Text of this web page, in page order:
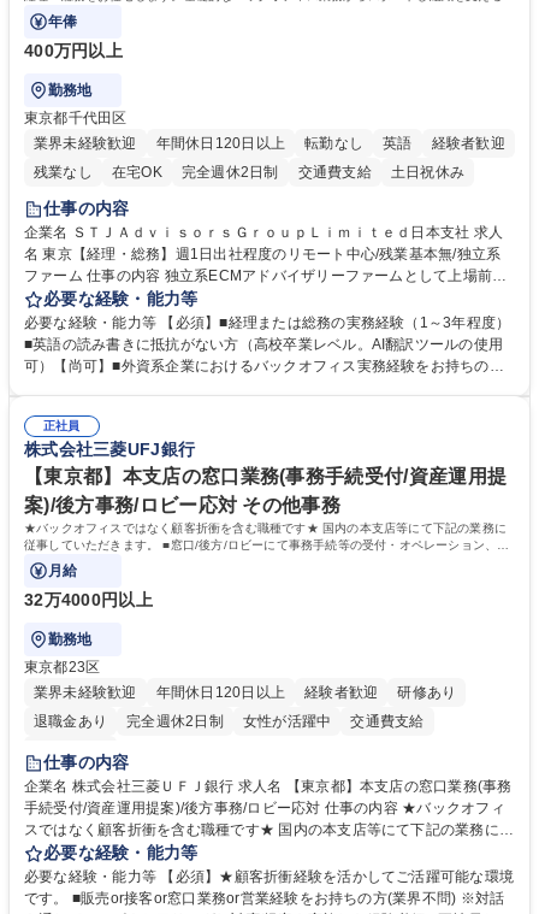
任担当として広く活躍できる環境です。
年俸
400万円以上
勤務地
東京都千代田区
業界未経験歓迎
年間休日120日以上 転勤なし 英語
経験者歓迎
残業なし
在宅OK 完全週休2日制 交通費支給 土日祝休み
仕事の内容
企業名 ＳＴＪＡｄｖｉｓｏｒｓＧｒｏｕｐＬｉｍｉｔｅｄ日本支社 求人
名 東京【経理・総務】週1日出社程度のリモート中心/残業基本無/独立系
ファーム 仕事の内容 独立系ECMアドバイザリーファームとして上場前後
の資本市場戦略を設計する当社にて経理・総務をお任せします。基礎的な
バックオフィス業務からスタートし組織を支える専任担当として広く活躍
できる環境です。 ■日常経理、月次および年次決算サポート業務 ■本国
（グローバル）との英文メール対応（AI翻訳ツール等を使用しての対応で
業務をお任せします。残業も基本的には発生せず、ご自身のペースで業務
を進めやすく定着率の高い環境です。 募集職種 東京【経理・総務】週1日
出社程度のリモート中心/残業基本無/独立系ファーム
必要な経験・能力等
必要な経験・能力等 【必須】■経理または総務の実務経験（1～3年程度）
■英語の読み書きに抵抗がない方（高校卒業レベル。AI翻訳ツールの使用
可）【尚可】■外資系企業におけるバックオフィス実務経験をお持ちの方
【働き方について】現在は週4日程度の在宅勤務を実施しており、ワーク
ライフバランスを重視する方に最適な環境です（フルリモートも面接で相
談可）。【求める人物像】幅広いバックオフィス業務に柔軟に対応でき、
社内外と円滑にコミュニケーションを取りながら業務を推進できる方 学
歴・資格 学歴：大学院 大学 高専 短大 専修学校 高校 語学力： 資格：
正社員
株式会社三菱UFJ銀行
【東京都】本支店の窓口業務(事務手続受付/資産運用提
案)/後方事務/ロビー応対 その他事務
★バックオフィスではなく顧客折衝を含む職種です★ 国内の本支店等にて下記の業務に
従事していただきます。 ■窓口/後方/ロビーにて事務手続等の受付・オペレーション、お
客様対応
月給
32万4000円以上
勤務地
東京都23区
業界未経験歓迎
年間休日120日以上 経験者歓迎
研修あり
退職金あり
完全週休2日制 女性が活躍中
交通費支給
土日祝休み
仕事の内容
企業名 株式会社三菱ＵＦＪ銀行 求人名 【東京都】本支店の窓口業務(事務
手続受付/資産運用提案)/後方事務/ロビー応対 仕事の内容 ★バックオフィ
スではなく顧客折衝を含む職種です★ 国内の本支店等にて下記の業務に従
事していただきます。 ■窓口/後方/ロビーにて事務手続等の受付・オペレ
ーション、お客様対応 ■窓口にて、ご来店された個人のお客様に対して金
融商品のご提案 ■効率的な事務運用の検討・構築等 ≪業務紹介：ご応募前
必要な経験・能力等
必要な経験・能力等 【必須】★顧客折衝経験を活かしてご活躍可能な環境
です。 ■販売or接客or窓口業務or営業経験をお持ちの方(業界不問) ※対話